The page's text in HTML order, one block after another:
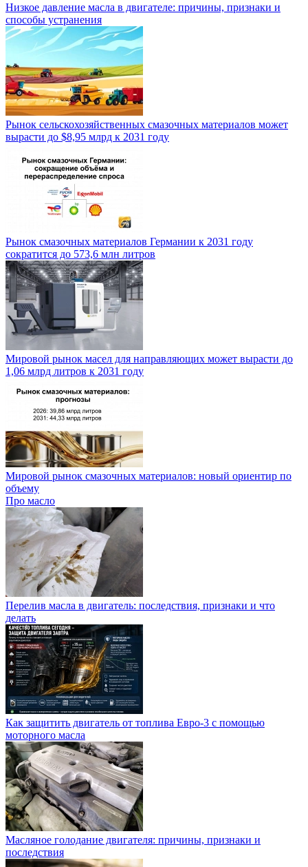
Низкое давление масла в двигателе: причины, признаки и
способы устранения
Рынок сельскохозяйственных смазочных материалов может
вырасти до $8,95 млрд к 2031 году
Рынок смазочных материалов Германии к 2031 году
сократится до 573,6 млн литров
Мировой рынок масел для направляющих может вырасти до
1,06 млрд литров к 2031 году
Мировой рынок смазочных материалов: новый ориентир по
объему
Про масло
Перелив масла в двигатель: последствия, признаки и что
делать
Как защитить двигатель от топлива Евро-3 с помощью
моторного масла
Масляное голодание двигателя: причины, признаки и
последствия